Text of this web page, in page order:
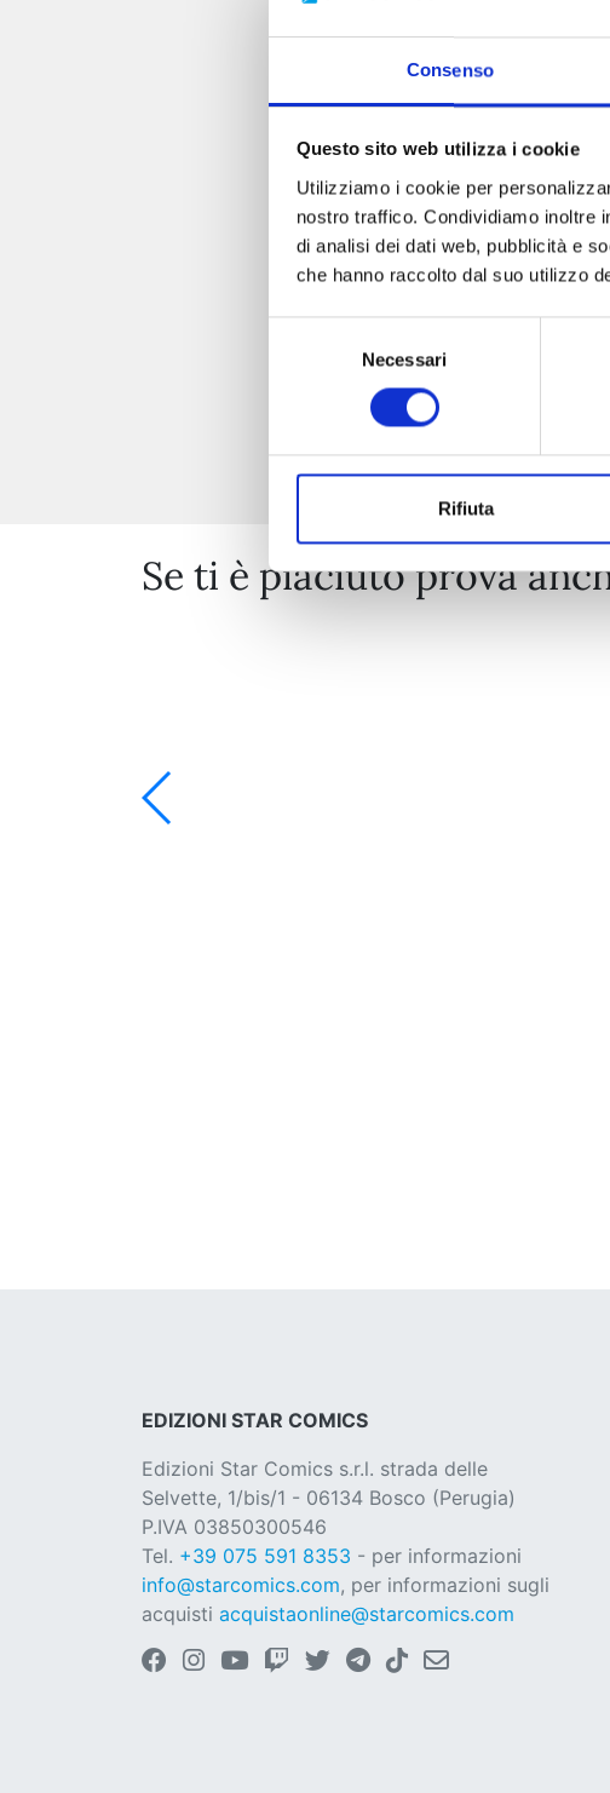
Consenso
Questo sito web utilizza i cookie
Utilizziamo i cookie per
nostro traffico. Condividiamo inoltre
di analisi dei dati web, pubblicità e
che hanno raccolto dal suo utilizzo
Necessari
Rifiuta
Se ti è piaciuto prova
EDIZIONI STAR COMICS
Edizioni Star Comics s.r.l. strada delle
Selvette, 1/bis/1 - 06134 Bosco (Perugia)
P.IVA 03850300546
Tel. +39 075 591 8353 - per informazioni
info@starcomics.com, per informazioni sugli
acquisti acquistaonline@starcomics.com